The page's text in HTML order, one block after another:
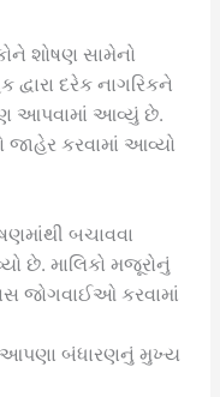
શોષણ સામેનો
દરેક નાગરિકને
આપવામાં આવ્યું છે.
જાહેર કરવામાં આવ્યો
બચાવવા
છે. માલિકો મજૂરોનું
જોગવાઈઓ કરવામાં
બંધારણનું મુખ્ય